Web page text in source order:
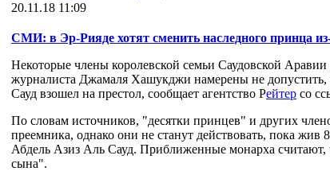
20.11.18 11:09
СМИ: в Эр-Рияде хотят сменить наследного принца
Некоторые члены королевской семьи Саудовской
журналиста Джамаля Хашукджи намерены не
Сауд взошел на престол, сообщает агентство Рейтер со
По словам источников, "десятки принцев" и других
преемника, однако они не станут действовать, пока
Абдель Азиз Аль Сауд. Приближенные монарха считают,
сына".